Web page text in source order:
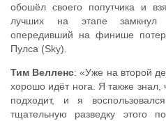
обошёл своего попутчика и
лучших на этапе замкнул
опередивший на финише
Пулса (Sky).
Тим Велленс: «Уже на второй
хорошо идёт нога. Я также
подходит, и я
тщательную разведку этого